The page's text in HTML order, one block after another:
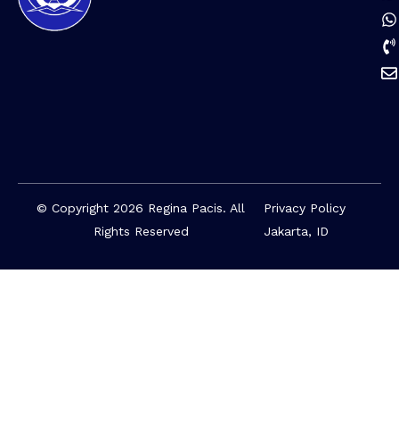
© Copyright 2026 Regina Pacis. All
Rights Reserved
Privacy Policy
Jakarta, ID